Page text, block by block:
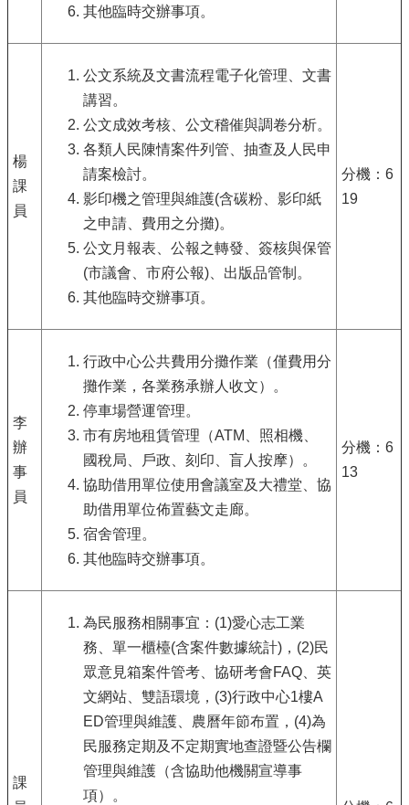
其他臨時交辦事項。
楊
課
員
公文系統及文書流程電子化管理、文書
講習。
公文成效考核、公文稽催與調卷分析。
各類人民陳情案件列管、抽查及人民申
請案檢討。
影印機之管理與維護(含碳粉、影印紙
之申請、費用之分攤)。
公文月報表、公報之轉發、簽核與保管
(市議會、市府公報)、出版品管制。
其他臨時交辦事項。
分機：6
19
李
辦
事
員
行政中心公共費用分攤作業（僅費用分
攤作業，各業務承辦人收文）。
停車場營運管理。
市有房地租賃管理（ATM、照相機、
國稅局、戶政、刻印、盲人按摩）。
協助借用單位使用會議室及大禮堂、協
助借用單位佈置藝文走廊。
宿舍管理。
其他臨時交辦事項。
分機：6
13
課
為民服務相關事宜：(1)愛心志工業
務、單一櫃檯(含案件數據統計)，(2)民
眾意見箱案件管考、協研考會FAQ、英
文網站、雙語環境，(3)行政中心1樓A
ED管理與維護、農曆年節布置，(4)為
民服務定期及不定期實地查證暨公告欄
管理與維護（含協助他機關宣導事
項）。